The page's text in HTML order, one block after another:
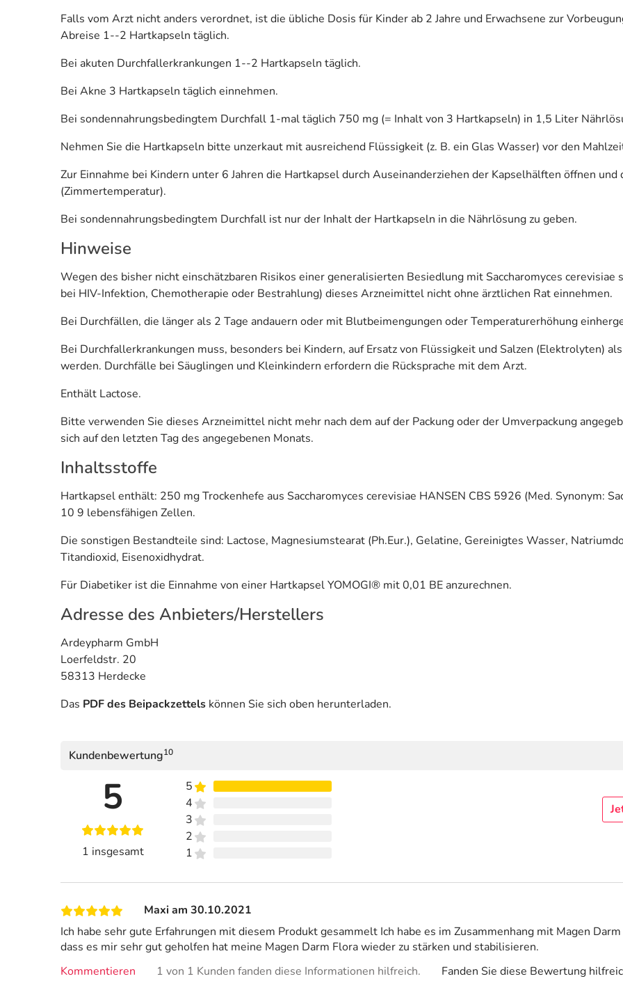
Falls vom Arzt nicht anders verordnet, ist die übliche Dosis für Kinder ab 2 Jahre und Erwachsene zur
Abreise 1--2 Hartkapseln täglich.
Bei akuten Durchfallerkrankungen 1--2 Hartkapseln täglich.
Bei Akne 3 Hartkapseln täglich einnehmen.
Bei sondennahrungsbedingtem Durchfall 1-mal täglich 750 mg (= Inhalt von 3 Hartkapseln) in 1,5 Liter
Nehmen Sie die Hartkapseln bitte unzerkaut mit ausreichend Flüssigkeit (z. B. ein Glas Wasser) vor den
Zur Einnahme bei Kindern unter 6 Jahren die Hartkapsel durch Auseinanderziehen der Kapselhälften öffnen
(Zimmertemperatur).
Bei sondennahrungsbedingtem Durchfall ist nur der Inhalt der Hartkapseln in die Nährlösung zu geben.
Hinweise
Wegen des bisher nicht einschätzbaren Risikos einer generalisierten Besiedlung mit Saccharomyces
bei HIV-Infektion, Chemotherapie oder Bestrahlung) dieses Arzneimittel nicht ohne ärztlichen Rat einnehmen.
Bei Durchfällen, die länger als 2 Tage andauern oder mit Blutbeimengungen oder Temperaturerhöhung
Bei Durchfallerkrankungen muss, besonders bei Kindern, auf Ersatz von Flüssigkeit und Salzen (Elektrolyten)
werden. Durchfälle bei Säuglingen und Kleinkindern erfordern die Rücksprache mit dem Arzt.
Enthält Lactose.
Bitte verwenden Sie dieses Arzneimittel nicht mehr nach dem auf der Packung oder der Umverpackung
sich auf den letzten Tag des angegebenen Monats.
Inhaltsstoffe
Hartkapsel enthält: 250 mg Trockenhefe aus Saccharomyces cerevisiae HANSEN CBS 5926 (Med. Synonym:
10 9 lebensfähigen Zellen.
Die sonstigen Bestandteile sind: Lactose, Magnesiumstearat (Ph.Eur.), Gelatine, Gereinigtes Wasser,
Titandioxid, Eisenoxidhydrat.
Für Diabetiker ist die Einnahme von einer Hartkapsel YOMOGI® mit 0,01 BE anzurechnen.
Adresse des Anbieters/Herstellers
Ardeypharm GmbH
Loerfeldstr. 20
58313 Herdecke
Das PDF des Beipackzettels können Sie sich oben herunterladen.
Kundenbewertung10
5
1 insgesamt
5
4
3
2
1
Maxi am 30.10.2021
Ich habe sehr gute Erfahrungen mit diesem Produkt gesammelt Ich habe es im Zusammenhang mit Magen
dass es mir sehr gut geholfen hat meine Magen Darm Flora wieder zu stärken und stabilisieren.
Kommentieren
1 von 1 Kunden fanden diese Informationen hilfreich. Fanden Sie diese Bewertung